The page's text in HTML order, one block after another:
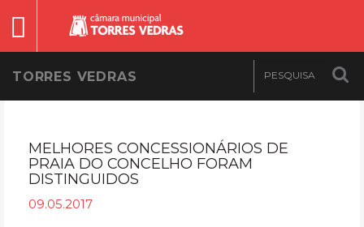
TORRES VEDRAS
MELHORES CONCESSIONÁRIOS DE
PRAIA DO CONCELHO FORAM
DISTINGUIDOS
09.05.2017